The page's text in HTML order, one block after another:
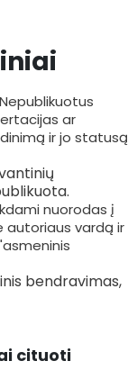
Nepublikuotus
ar
ir jo statusą
nuorodas į
autoriaus vardą ir
bendravimas,
cituoti